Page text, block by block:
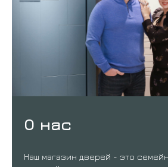
О нас
Наш магазин дверей - это